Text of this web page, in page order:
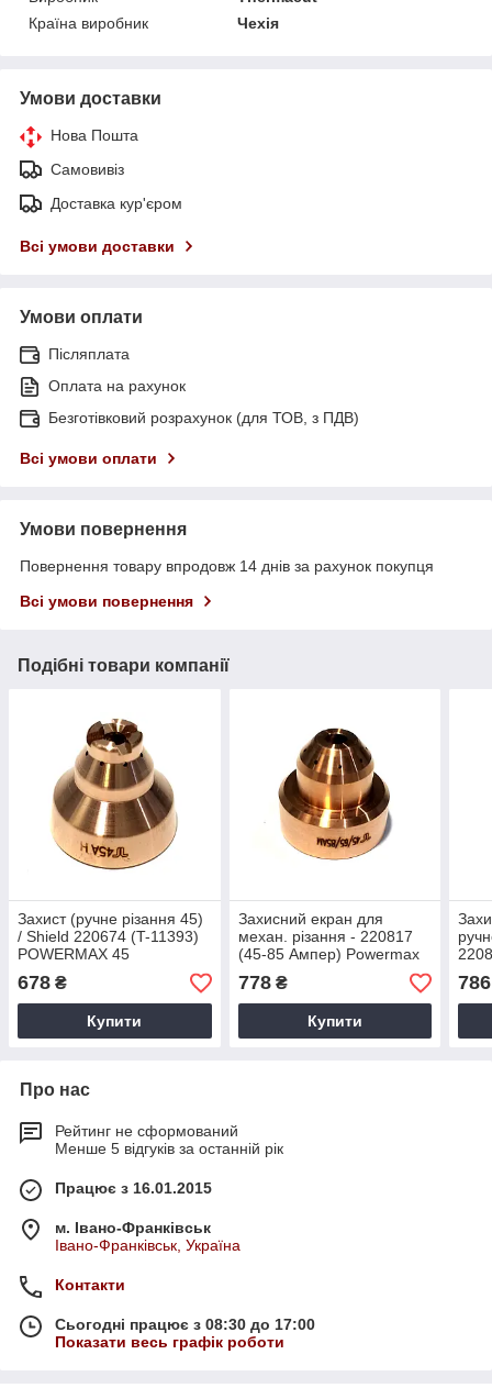
Країна виробник
Чехія
Умови доставки
Нова Пошта
Самовивіз
Доставка кур'єром
Всі умови доставки
Умови оплати
Післяплата
Оплата на рахунок
Безготівковий розрахунок (для ТОВ, з ПДВ)
Всі умови оплати
Умови повернення
Повернення товару впродовж 14 днів за рахунок покупця
Всі умови повернення
Подібні товари компанії
Захист (ручне різання 45)
/ Shield 220674 (T-11393)
POWERMAX 45
678 ₴
Купити
Захисний екран для
механ. різання - 220817
(45-85 Ампер) Powermax
65/85
778₴
Купити
786
Про нас
Рейтинг не сформований
Менше 5 відгуків за останній рік
Працює з 16.01.2015
м. Івано-Франківськ
Івано-Франківськ, Україна
Контакти
Сьогодні працює з 08:30 до 17:00
Показати весь графік роботи